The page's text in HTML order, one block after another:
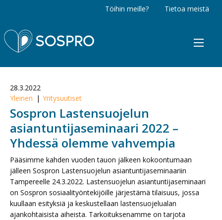
Tietoa meistä
Töihin meille?
Sospro
28.3.2022
Yleinen
Yritysuutiset
Sospron Lastensuojelun
asiantuntijaseminaari 2022 –
Yhdessä olemme vahvempia
Pääsimme kahden vuoden tauon jälkeen kokoontumaan
jälleen Sospron Lastensuojelun asiantuntijaseminaariin
Tampereelle 24.3.2022. Lastensuojelun asiantuntijaseminaari
on Sospron sosiaalityöntekijöille järjestämä tilaisuus, jossa
kuullaan esityksiä ja keskustellaan lastensuojelualan
ajankohtaisista aiheista. Tarkoituksenamme on tarjota